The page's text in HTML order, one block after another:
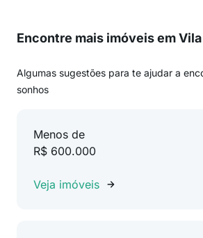
Encontre mais imóveis em
Algumas sugestões para te ajudar a
sonhos
Menos de
R$ 600.000
Veja imóveis